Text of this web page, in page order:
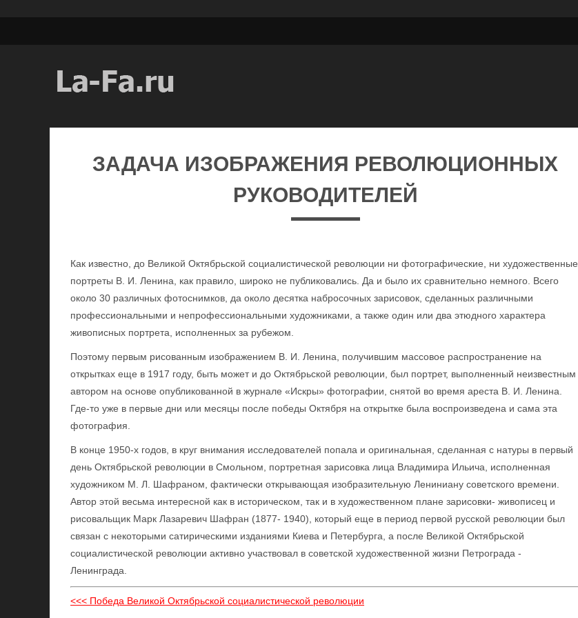
ЗАДАЧА ИЗОБРАЖЕНИЯ РЕВОЛЮЦИОННЫХ
РУКОВОДИТЕЛЕЙ
Как известно, до Великой Октябрьской социалистической революции ни фотографические, ни художественные
портреты В. И. Ленина, как правило, широко не публиковались. Да и было их сравнительно немного. Всего
около 30 различных фотоснимков, да около десятка набросочных зарисовок, сделанных различными
профессиональными и непрофессиональными художниками, а также один или два этюдного характера
живописных портрета, исполненных за рубежом.
Поэтому первым рисованным изображением В. И. Ленина, получившим массовое распространение на
открытках еще в 1917 году, быть может и до Октябрьской революции, был портрет, выполненный неизвестным
автором на основе опубликованной в журнале «Искры» фотографии, снятой во время ареста В. И. Ленина.
Где-то уже в первые дни или месяцы после победы Октября на открытке была воспроизведена и сама эта
фотография.
В конце 1950-х годов, в круг внимания исследователей попала и оригинальная, сделанная с натуры в первый
день Октябрьской революции в Смольном, портретная зарисовка лица Владимира Ильича, исполненная
художником М. Л. Шафраном, фактически открывающая изобразительную Лениниану советского времени.
Автор этой весьма интересной как в историческом, так и в художественном плане зарисовки- живописец и
рисовальщик Марк Лазаревич Шафран (1877- 1940), который еще в период первой русской революции был
связан с некоторыми сатирическими изданиями Киева и Петербурга, а после Великой Октябрьской
социалистической революции активно участвовал в советской художественной жизни Петрограда -
Ленинграда.
<<< Победа Великой Октябрьской социалистической революции